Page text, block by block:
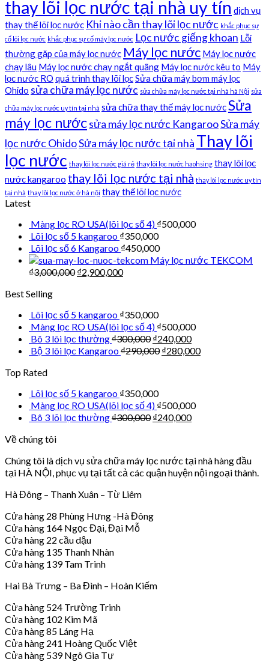
thay lõi lọc nước tại nhà uy tín dịch vụ
thay thế lõi lọc nước Khi nào cần thay lõi lọc nước khắc phục sự
cố lõi lọc nước khắc phục sự cố máy lọc nước Lọc nước giếng khoan Lỗi
thường gặp của máy lọc nước Máy lọc nước Máy lọc nước
chạy lâu Máy lọc nước chạy ngắt quãng Máy lọc nước kêu to Máy
lọc nước RO quá trình thay lõi lọcSửa chữa máy bơm máy lọc
Ohido sửa chữa máy lọc nước sửa chữa máy lọc nước tại nhà hà Nội sửa
chữa máy lọc nước uy tín tại nhà sửa chữa thay thế máy lọc nướcSửa
máy lọc nướcsửa máy lọc nước KangarooSửa máy
lọc nước OhidoSửa máy lọc nước tại nhà Thay lõi
lọc nước thay lõi lọc nước giá rẻ thay lõi lọc nước haohsing thay lõi lọc
nước kangaroo thay lõi lọc nước tại nhà thay lõi lọc nước uy tín
tại nhà thay lõi lọc nước ở hà nội thay thế lõi lọc nước
Latest
Màng lọc RO USA(lõi lọc số 4) ₫500,000
Lõi lọc số 5 kangaroo ₫350,000
Lõi lọc số 6 Kangaroo ₫450,000
Máy lọc nước TEKCOM
₫3,000,000 ₫2,900,000
Best Selling
Lõi lọc số 5 kangaroo ₫350,000
Màng lọc RO USA(lõi lọc số 4) ₫500,000
Bô 3 lõi lọc thường₫300,000 ₫240,000
Bộ 3 lõi lọc Kangaroo₫290,000 ₫280,000
Top Rated
Lõi lọc số 5 kangaroo ₫350,000
Màng lọc RO USA(lõi lọc số 4) ₫500,000
Bô 3 lõi lọc thường₫300,000 ₫240,000
Về chúng tôi
Chúng tôi là dịch vụ sửa chữa máy lọc nước tại nhà hàng đầu
tại HÀ NỘI, phục vụ tại tất cả các quận huyện nội ngoại thành.
Hà Đông – Thanh Xuân – Từ Liêm
Cửa hàng 28 Phùng Hưng -Hà Đông
Cửa hàng 164 Ngọc Đại, Đại Mỗ
Cửa hàng 22 cầu dậu
Cửa hàng 135 Thanh Nhàn
Cửa hàng 139 Tam Trinh
Hai Bà Trưng – Ba Đình – Hoàn Kiếm
Cửa hàng 524 Trường Trinh
Cửa hàng 102 Kim Mã
Cửa hàng 85 Láng Hạ
Cửa hàng 241 Hoàng Quốc Việt
Cửa hàng 539 Ngô Gia Tự